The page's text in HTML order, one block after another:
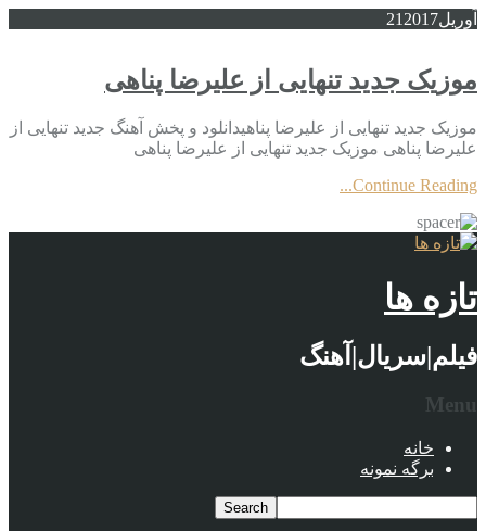
آوریل 21 2017
موزیک جدید تنهایی از علیرضا پناهی
موزیک جدید تنهایی از علیرضا پناهیدانلود و پخش آهنگ جدید تنهایی از
علیرضا پناهی موزیک جدید تنهایی از علیرضا پناهی
Continue Reading...
تازه ها
فیلم|سریال|آهنگ
Menu
خانه
برگه نمونه